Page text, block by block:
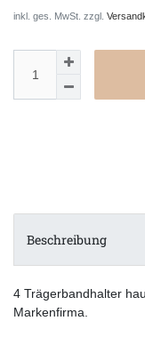
inkl. ges. MwSt. zzgl.
Beschreibung
4 Trägerbandhalter
Markenfirma.